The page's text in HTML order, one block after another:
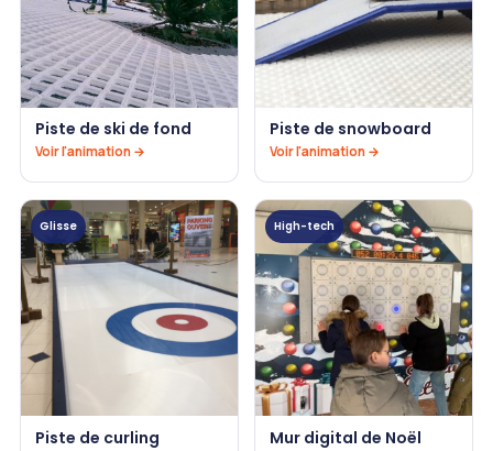
Piste de ski de fond
Voir l'animation →
Piste de snowboard
Voir l'animation →
Glisse
Piste de curling
High-tech
Mur digital de Noël